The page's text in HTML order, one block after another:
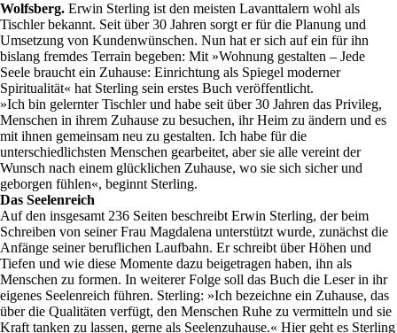
Wolfsberg. Erwin Sterling ist den meisten Lavanttalern wohl als
Tischler bekannt. Seit über 30 Jahren sorgt er für die Planung und
Umsetzung von Kundenwünschen. Nun hat er sich auf ein für ihn
bislang fremdes Terrain begeben: Mit »Wohnung gestalten – Jede
Seele braucht ein Zuhause: Einrichtung als Spiegel moderner
Spiritualität« hat Sterling sein erstes Buch veröffentlicht.
»Ich bin gelernter Tischler und habe seit über 30 Jahren das Privileg,
Menschen in ihrem Zuhause zu besuchen, ihr Heim zu ändern und es
mit ihnen gemeinsam neu zu gestalten. Ich habe für die
unterschiedlichsten Menschen gearbeitet, aber sie alle vereint der
Wunsch nach einem glücklichen Zuhause, wo sie sich sicher und
geborgen fühlen«, beginnt Sterling.
Das Seelenreich
Auf den insgesamt 236 Seiten beschreibt Erwin Sterling, der beim
Schreiben von seiner Frau Magdalena unterstützt wurde, zunächst die
Anfänge seiner beruflichen Laufbahn. Er schreibt über Höhen und
Tiefen und wie diese Momente dazu beigetragen haben, ihn als
Menschen zu formen. In weiterer Folge soll das Buch die Leser in ihr
eigenes Seelenreich führen. Sterling: »Ich bezeichne ein Zuhause, das
über die Qualitäten verfügt, den Menschen Ruhe zu vermitteln und sie
Kraft tanken zu lassen, gerne als Seelenzuhause.« Hier geht es Sterling